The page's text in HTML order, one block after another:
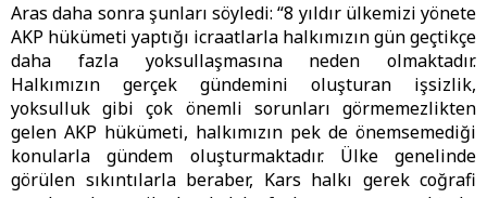
Aras daha sonra şunları söyledi: “8 yıldır ülkemizi yönete
AKP hükümeti yaptığı icraatlarla halkımızın gün geçtikçe
daha fazla yoksullaşmasına neden olmaktadır.
Halkımızın gerçek gündemini oluşturan işsizlik,
yoksulluk gibi çok önemli sorunları görmemezlikten
gelen AKP hükümeti, halkımızın pek de önemsemediği
konularla gündem oluşturmaktadır. Ülke genelinde
görülen sıkıntılarla beraber, Kars halkı gerek coğrafi